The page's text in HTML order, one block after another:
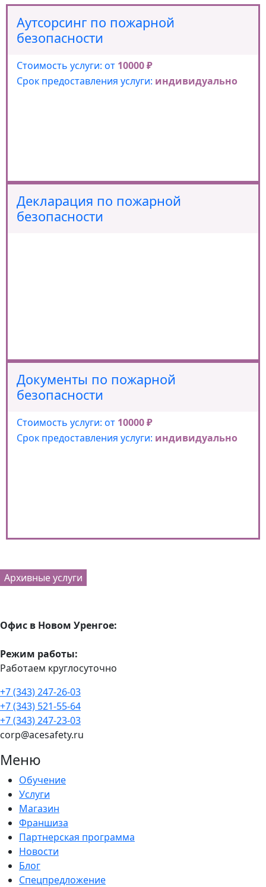
Аутсорсинг по пожарной
безопасности
Стоимость услуги: от 10000 ₽
Срок предоставления услуги: индивидуально
Декларация по пожарной
безопасности
Документы по пожарной
безопасности
Стоимость услуги: от 10000 ₽
Срок предоставления услуги: индивидуально
Архивные услуги
Офис в Новом Уренгое:
Режим работы:
Работаем круглосуточно
+7 (343) 247-26-03
+7 (343) 521-55-64
+7 (343) 247-23-03
corp@acesafety.ru
Меню
Обучение
Услуги
Магазин
Франшиза
Партнерская программа
Новости
Блог
Спецпредложение